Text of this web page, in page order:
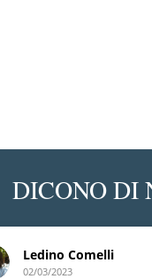
DICONO DI
Ledino Comelli
02/03/2023